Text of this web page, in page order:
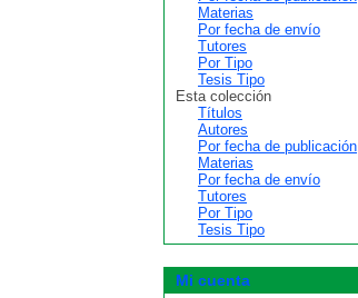
Materias
Por fecha de envío
Tutores
Por Tipo
Tesis Tipo
Esta colección
Títulos
Autores
Por fecha de publicación
Materias
Por fecha de envío
Tutores
Por Tipo
Tesis Tipo
Mi cuenta